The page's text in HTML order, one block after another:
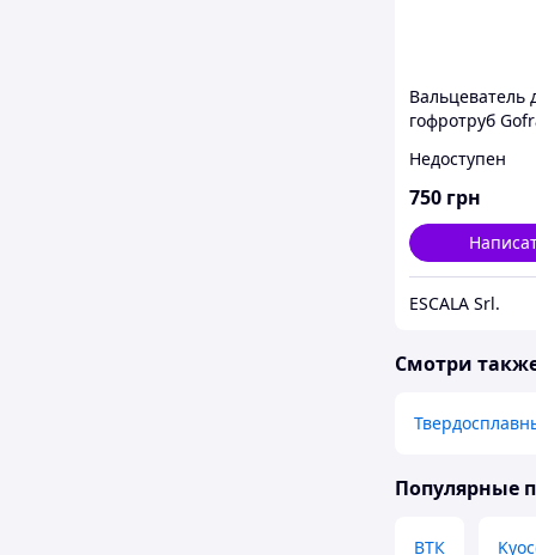
Вальцеватель
гофротруб
Недоступен
750 грн
ESCALA Srl.
Смотри
Популярные
ВТК